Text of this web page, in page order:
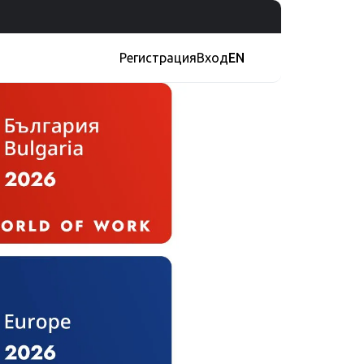
РегистрацияВходEN